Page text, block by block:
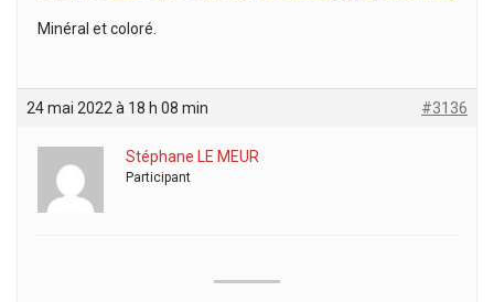
Minéral et coloré.
24 mai 2022 à 18 h 08 min #3136
Stéphane LE MEUR
Participant